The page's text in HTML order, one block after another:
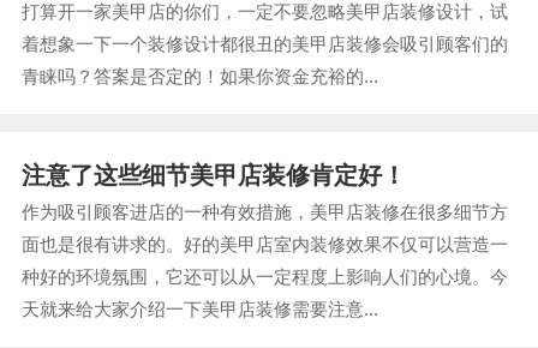
打算开一家美甲店的你们，一定不要忽略美甲店装修设计，试
着想象一下一个装修设计都很丑的美甲店装修会吸引顾客们的
青睐吗？答案是否定的！如果你资金充裕的...
注意了这些细节美甲店装修肯定好！
作为吸引顾客进店的一种有效措施，美甲店装修在很多细节方
面也是很有讲求的。好的美甲店室内装修效果不仅可以营造一
种好的环境氛围，它还可以从一定程度上影响人们的心境。今
天就来给大家介绍一下美甲店装修需要注意...